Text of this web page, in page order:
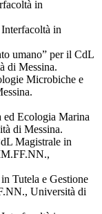
in
in
umano” per il CdL
di Messina.
Microbiche e
Ecologia Marina
di Messina.
Magistrale in
Tutela e Gestione
Università di